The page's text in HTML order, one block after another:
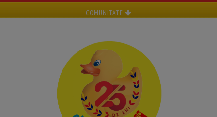
COMUNITATE